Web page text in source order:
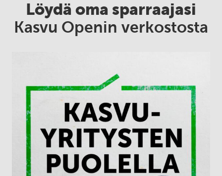
Löydä oma sparraajasi
Kasvu Openin verkostosta